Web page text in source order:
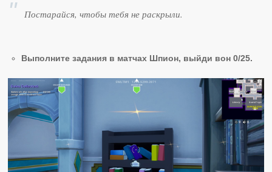
Постарайся, чтобы тебя не раскрыли.
Выполните задания в матчах Шпион, выйди вон 0/25.